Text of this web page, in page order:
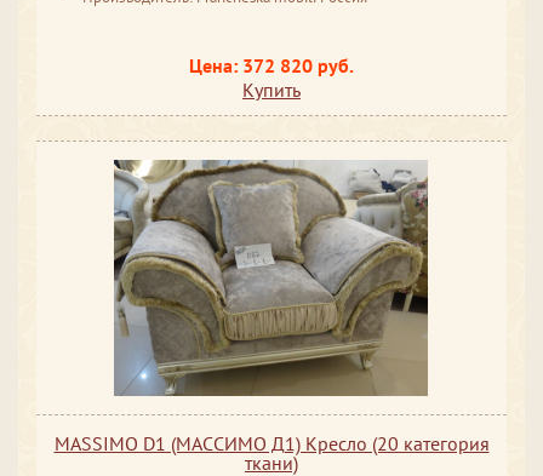
Цена: 372 820 руб.
Купить
MASSIMO D1 (МАССИМО Д1) Кресло (20 категория
ткани)